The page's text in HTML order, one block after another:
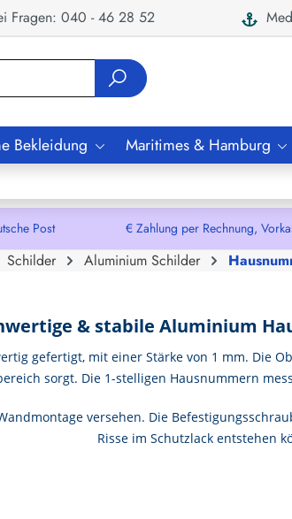
Fragen: 040 - 46 28 52
Bekleidung Maritimes & Hamburg
Post € Zahlung per Rechnung, Vorkasse,
Schilder Aluminium Schilder
& stabile Aluminium
gefertigt, mit einer Stärke von 1 mm. Die
sorgt. Die 1-stelligen Hausnummern
versehen. Die
Risse im Schutzlack entstehen